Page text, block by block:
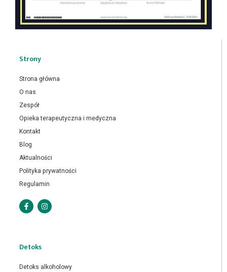
Strony
Strona główna
O nas
Zespół
Opieka terapeutyczna i medyczna
Kontakt
Blog
Aktualności
Polityka prywatności
Regulamin
Detoks
Detoks alkoholowy